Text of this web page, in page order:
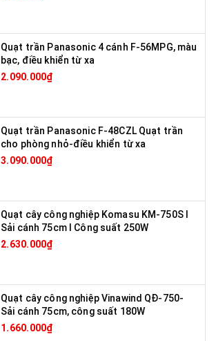
Quạt trần Panasonic 4 cánh F-56MPG, màu
bạc, điều khiển từ xa
2.090.000₫
Quạt trần Panasonic F-48CZL Quạt trần
cho phòng nhỏ-điều khiển từ xa
3.090.000₫
Quạt cây công nghiệp Komasu KM-750S I
Sải cánh 75cm I Công suất 250W
2.630.000₫
Quạt cây công nghiệp Vinawind QĐ-750-
Sải cánh 75cm, công suất 180W
1.660.000₫